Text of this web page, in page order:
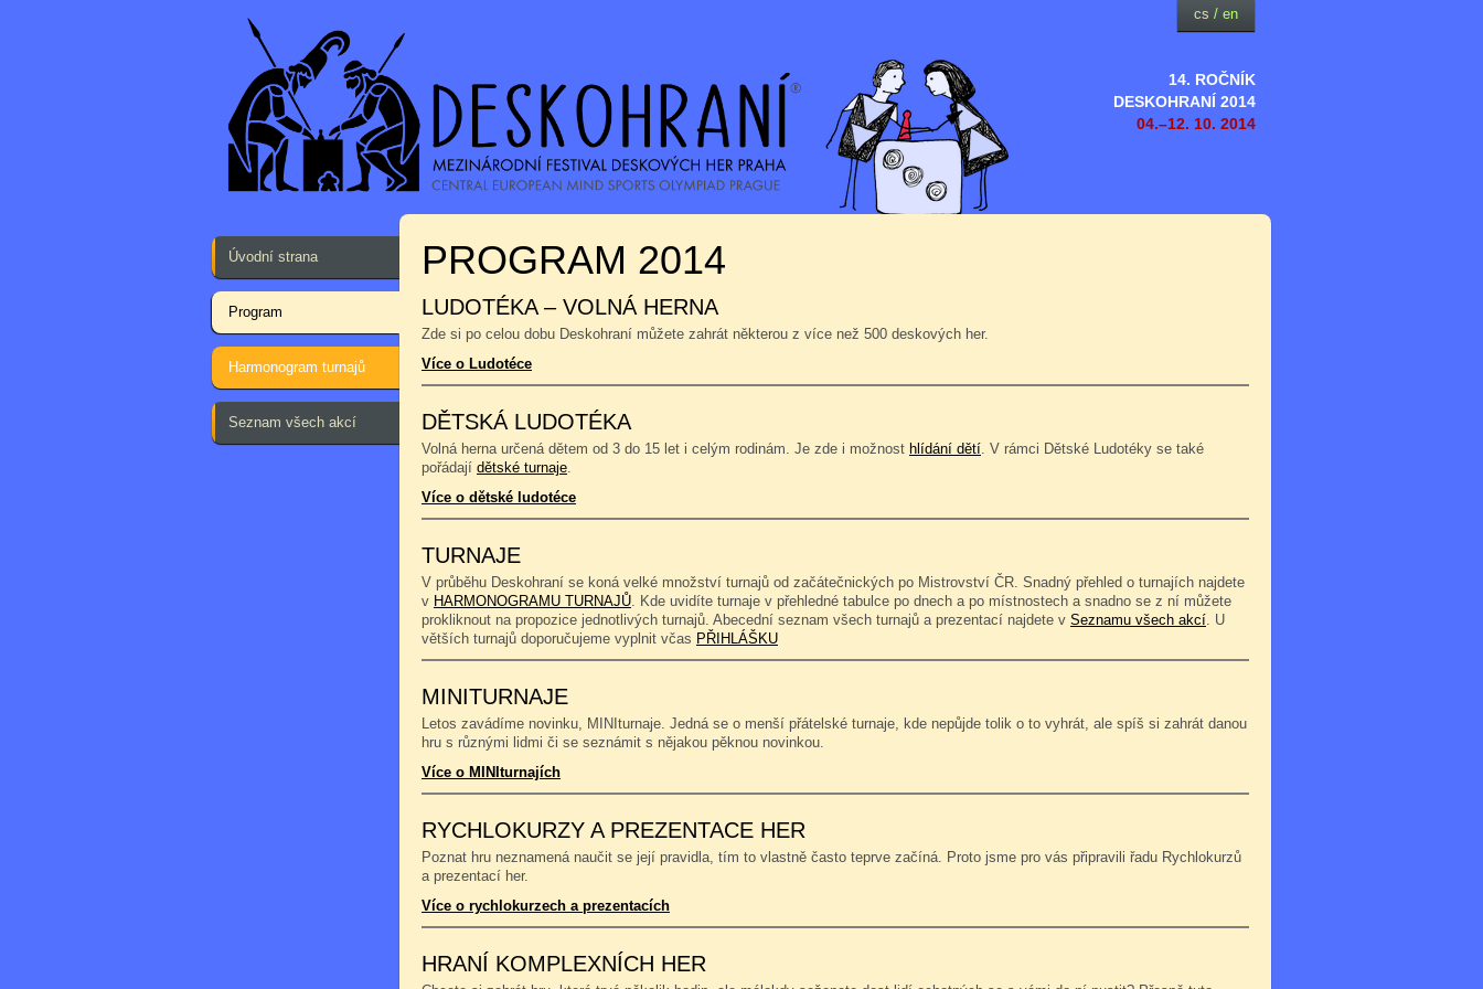
14. ROČNÍK
DESKOHRANÍ 2014
04.–12. 10. 2014
cs / en
Úvodní strana
Program
Harmonogram turnajů
Seznam všech akcí
PROGRAM 2014
LUDOTÉKA – VOLNÁ HERNA
Zde si po celou dobu Deskohraní můžete zahrát některou z více než 500 deskových her.
Více o Ludotéce
DĚTSKÁ LUDOTÉKA
Volná herna určená dětem od 3 do 15 let i celým rodinám. Je zde i možnost hlídání dětí. V rámci Dětské Ludotéky se také
pořádají dětské turnaje.
Více o dětské ludotéce
TURNAJE
V průběhu Deskohraní se koná velké množství turnajů od začátečnických po Mistrovství ČR. Snadný přehled o turnajích najdete
v HARMONOGRAMU TURNAJŮ. Kde uvidíte turnaje v přehledné tabulce po dnech a po místnostech a snadno se z ní můžete
prokliknout na propozice jednotlivých turnajů. Abecední seznam všech turnajů a prezentací najdete v Seznamu všech akcí. U
větších turnajů doporučujeme vyplnit včas PŘIHLÁŠKU
MINITURNAJE
Letos zavádíme novinku, MINIturnaje. Jedná se o menší přátelské turnaje, kde nepůjde tolik o to vyhrát, ale spíš si zahrát danou
hru s různými lidmi či se seznámit s nějakou pěknou novinkou.
Více o MINIturnajích
RYCHLOKURZY A PREZENTACE HER
Poznat hru neznamená naučit se její pravidla, tím to vlastně často teprve začíná. Proto jsme pro vás připravili řadu Rychlokurzů
a prezentací her.
Více o rychlokurzech a prezentacích
HRANÍ KOMPLEXNÍCH HER